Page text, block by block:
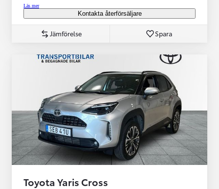
Läs mer
Kontakta återförsäljare
Jämförelse Spara
Toyota Yaris Cross